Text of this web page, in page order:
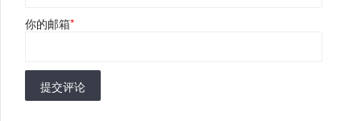
你的邮箱*
提交评论